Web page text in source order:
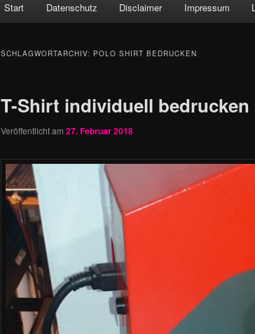
Start Datenschutz Disclaimer Impressum
SCHLAGWORTARCHIV: POLO SHIRT BEDRUCKEN
T-Shirt individuell bedrucken
Veröffentlicht am 27. Februar 2018